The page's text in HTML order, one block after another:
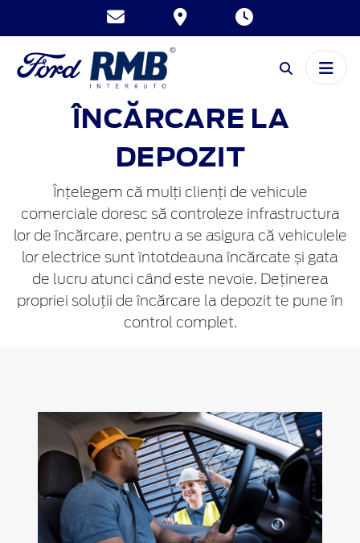
ÎNCĂRCARE LA
DEPOZIT
Înțelegem că mulți clienți de vehicule
comerciale doresc să controleze infrastructura
lor de încărcare, pentru a se asigura că vehiculele
lor electrice sunt întotdeauna încărcate și gata
de lucru atunci când este nevoie. Deținerea
propriei soluții de încărcare la depozit te pune în
control complet.